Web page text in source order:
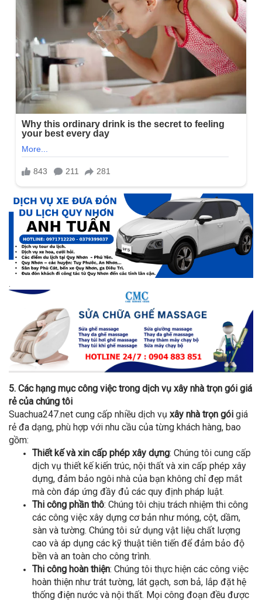
5. Các hạng mục công việc trong dịch vụ xây nhà trọn gói giá
rẻ của chúng tôi
Suachua247.net cung cấp nhiều dịch vụ xây nhà trọn gói giá
rẻ đa dạng, phù hợp với nhu cầu của từng khách hàng, bao
gồm:
Thiết kế và xin cấp phép xây dựng: Chúng tôi cung cấp
dịch vụ thiết kế kiến trúc, nội thất và xin cấp phép xây
dựng, đảm bảo ngôi nhà của bạn không chỉ đẹp mắt
mà còn đáp ứng đầy đủ các quy định pháp luật.
Thi công phần thô: Chúng tôi chịu trách nhiệm thi công
các công việc xây dựng cơ bản như móng, cột, dầm,
sàn và tường. Chúng tôi sử dụng vật liệu chất lượng
cao và áp dụng các kỹ thuật tiên tiến để đảm bảo độ
bền và an toàn cho công trình.
Thi công hoàn thiện: Chúng tôi thực hiện các công việc
hoàn thiện như trát tường, lát gạch, sơn bả, lắp đặt hệ
thống điện nước và nội thất. Mọi công đoạn đều được